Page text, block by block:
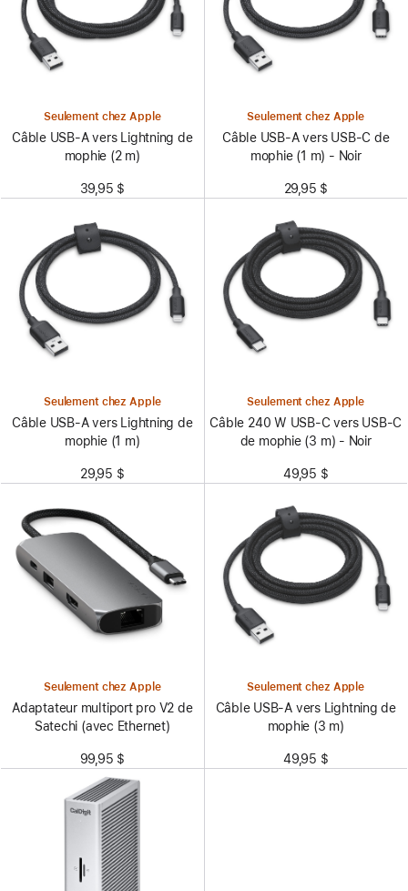
Seulement chez Apple
Câble USB-A vers Lightning de
mophie (2 m)
39,95 $
Seulement chez Apple
Câble USB-A vers USB-C de
mophie (1 m) - Noir
29,95 $
Seulement chez Apple
Câble USB-A vers Lightning de
mophie (1 m)
29,95 $
Seulement chez Apple
Câble 240 W USB-C vers USB-C
de mophie (3 m) - Noir
49,95 $
Seulement chez Apple
Adaptateur multiport pro V2 de
Satechi (avec Ethernet)
99,95 $
Seulement chez Apple
Câble USB-A vers Lightning de
mophie (3 m)
49,95 $